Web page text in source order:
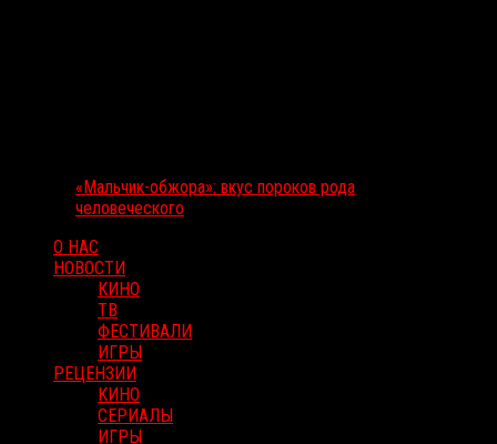
«Мальчик-обжора»: вкус пороков рода
человеческого
О НАС
НОВОСТИ
КИНО
ТВ
ФЕСТИВАЛИ
ИГРЫ
РЕЦЕНЗИИ
КИНО
СЕРИАЛЫ
ИГРЫ